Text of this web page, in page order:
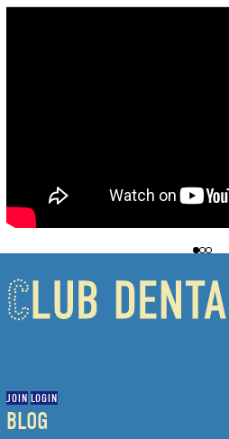
JOIN LOGIN
BLOG